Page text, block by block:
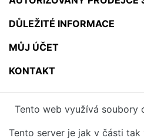
DŮLEŽITÉ INFORMACE
MŮJ ÚČET
KONTAKT
Tento web využívá soubory
Tento server je jak v části